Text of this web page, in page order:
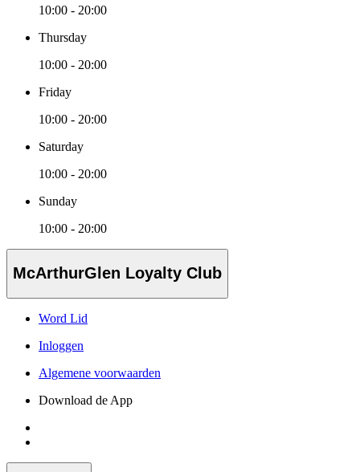
10:00 - 20:00
Thursday
10:00 - 20:00
Friday
10:00 - 20:00
Saturday
10:00 - 20:00
Sunday
10:00 - 20:00
McArthurGlen Loyalty Club
Word Lid
Inloggen
Algemene voorwaarden
Download de App